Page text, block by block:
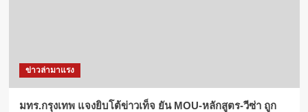
ข่าวล่ามาแรง
มทร.กรุงเทพ แจงยิบโต้ข่าวเท็จ ยัน MOU-หลักสูตร-วีซ่า ถูก